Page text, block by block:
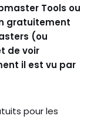
Tools ou
gratuitement
(ou
de voir
il est vu par
pour les